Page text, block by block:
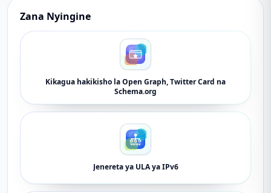
Zana Nyingine
Kikagua hakikisho la Open Graph, Twitter Card na
Schema.org
Jenereta ya ULA ya IPv6